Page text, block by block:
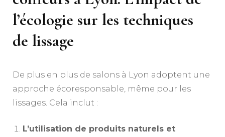
l’écologie sur les techniques
de lissage
De plus en plus de salons à Lyon adoptent une
approche écoresponsable, même pour les
lissages. Cela inclut :
L’utilisation de produits naturels et